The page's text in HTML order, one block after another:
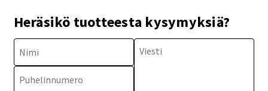
Heräsikö tuotteesta kysymyksiä?